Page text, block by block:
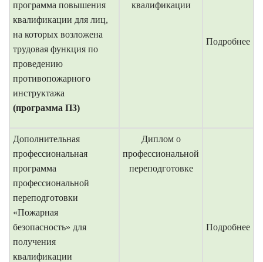
программа повышения
квалификации для лиц,
на которых возложена
трудовая функция по
проведению
противопожарного
инструктажа
(программа П3)
квалификации
Подробнее
Дополнительная
профессиональная
программа
профессиональной
переподготовки
«Пожарная
безопасность» для
получения
квалификации
Диплом о
профессиональной
переподготовке
Подробнее